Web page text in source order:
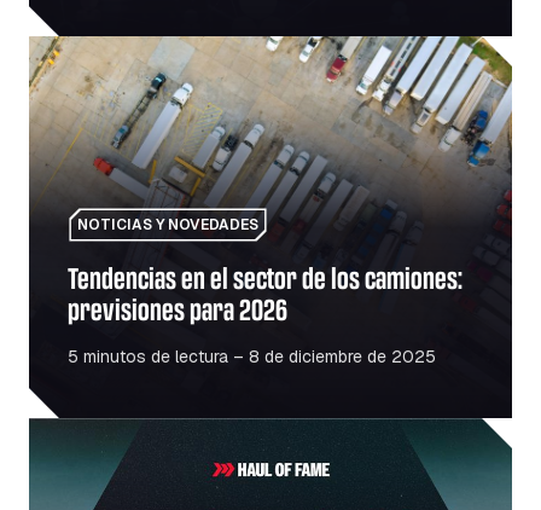
Tendencias en el sector de los camiones: previsiones
NOTICIAS Y NOVEDADES
Tendencias en el sector de los camiones:
previsiones para 2026
5 minutos de lectura – 8 de diciembre de 2025
Salón de la Fama: homenaje a las personas y los